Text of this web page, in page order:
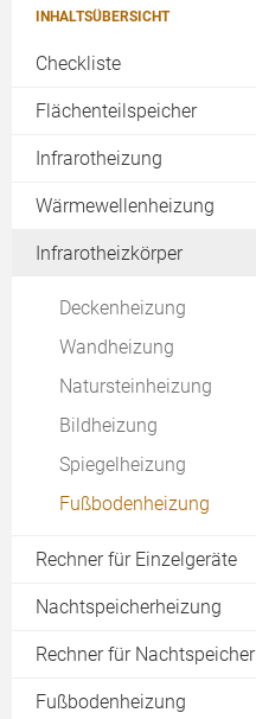
INHALTSÜBERSICHT
Checkliste
Einsatzbereiche
baul. Machbarkeit
Download
Flächenteilspeicher
Heizverhalten
Strombezug
Rechner
Infrarotheizung
Infrarotstrahlung
Geräteübersicht
Qualitätsvergleich
Thermostate
Kaufberatung
Rechner
Vor- und Nachteile
Wärmewellenheizung
Infrarotheizkörper
Deckenheizung
Wandheizung
Natursteinheizung
Bildheizung
Spiegelheizung
Fußbodenheizung
Rechner für Einzelgeräte
Nachtspeicherheizung
Verbot aufgehoben
Asbestbelastung
Rechner für Nachtspeicher
Fußbodenheizung